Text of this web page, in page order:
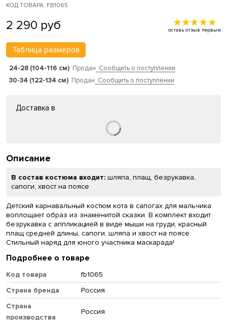
КОД ТОВАРА: FB1065
2 290 руб оставь отзыв первым
Таблица размеров
24-28 (104-116 см) Продан Сообщить о поступлении
30-34 (122-134 см) Продан Сообщить о поступлении
Доставка в
Описание
В состав костюма входит: шляпа, плащ, безрукавка,
сапоги, хвост на поясе
Детский карнавальный костюм кота в сапогах для мальчика
воплощает образ из знаменитой сказки. В комплект входит
безрукавка с аппликацией в виде мыши на груди, красный
плащ средней длины, сапоги, шляпа и хвост на поясе.
Стильный наряд для юного участника маскарада!
Подробнее о товаре
Код товара
fb1065
Страна бренда
Россия
Страна
производства
Россия